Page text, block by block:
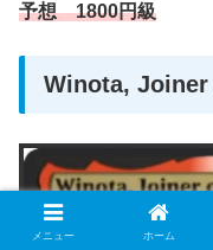
予想 1800円級
Winota,
メニュー ホーム